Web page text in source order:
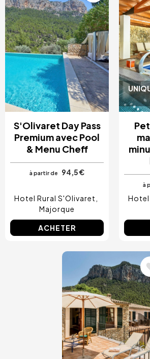
S'Olivaret Day Pass
Premium avec Pool
& Menu Cheff
à partir de 94,5 €
Hotel Rural S'Olivaret
Majorque
ACHETER
à
Hotel
Image